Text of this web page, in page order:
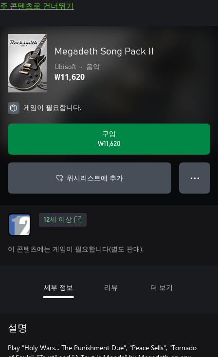
주 콘텐츠로 건너뛰기
Megadeth Song Pack II
Ubisoft • 음악
₩11,620
게임이 필요합니다.
구입
₩11,620
위시리스트에 추가 ● ● ●
12세 이상
이 콘텐츠에는 게임이 필요합니다(별도 판매).
세부 정보 리뷰 더 보기
설명
Play "Holy Wars... The Punishment Due", "Peace Sells", "Tornado